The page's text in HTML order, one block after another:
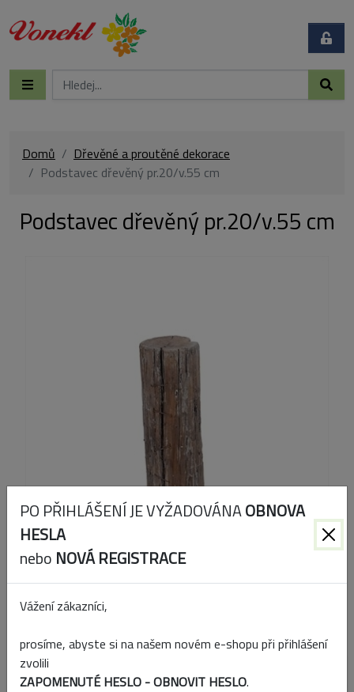
Domů
Dřevěné a proutěné dekorace
Podstavec dřevěný pr.20/v.55 cm
Podstavec dřevěný pr.20/v.55 cm
Přidat k porovnání
PO PŘIHLÁŠENÍ JE VYŽADOVÁNAOBNOVA
HESLA
nebo NOVÁ REGISTRACE
Vážení zákazníci,
prosíme, abyste si na našem novém e-shopu při přihlášení
zvolili
ZAPOMENUTÉ HESLO - OBNOVIT HESLO.